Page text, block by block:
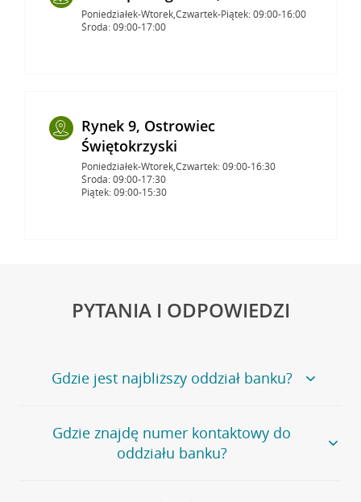
Poniedziałek-Wtorek,Czwartek-Piątek: 09:00-16:00
Środa: 09:00-17:00
Rynek 9, Ostrowiec
Świętokrzyski
Poniedziałek-Wtorek,Czwartek: 09:00-16:30
Środa: 09:00-17:30
Piątek: 09:00-15:30
PYTANIA I ODPOWIEDZI
Gdzie jest najbliższy oddział banku?
Jeśli szukasz oddziału naszego banku, zapraszamy na
stronęPlacówki i bankomaty, na której znajduje się
wygodna wyszukiwarka.
oddziałów
Gdzie znajdę numer kontaktowy do
oddziału banku?